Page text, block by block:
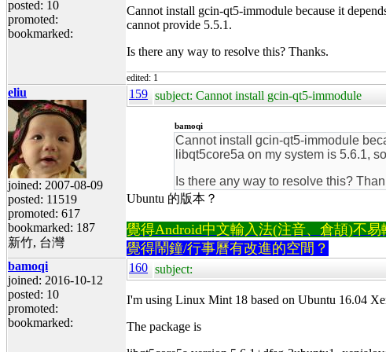
posted: 10
promoted:
bookmarked:
Cannot install gcin-qt5-immodule because it
cannot provide 5.5.1.
Is there any way to resolve this? Thanks.
edited: 1
eliu
joined: 2007-08-09
posted: 11519
promoted: 617
bookmarked: 187
新竹, 台灣
159 subject: Cannot install gcin-qt5-immodule
bamoqi
Cannot install gcin-qt5-immodule
libqt5core5a on my system is 5.6.1,
Is there any way to resolve this?
Ubuntu 的版本？
覺得Android中文輸入法(注音、倉頡)不
覺得鬧鐘/行事曆有改進的空間？
bamoqi
joined: 2016-10-12
posted: 10
promoted:
bookmarked:
160 subject:
I'm using Linux Mint 18 based on Ubuntu 16.04
The package is